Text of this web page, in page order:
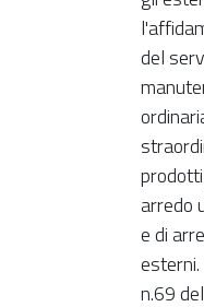
del
arredo
e di
esterni.
n.69